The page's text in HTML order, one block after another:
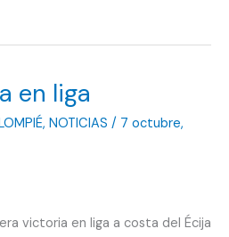
en liga
, NOTICIAS / 7 octubre,
victoria en liga a costa del Écija